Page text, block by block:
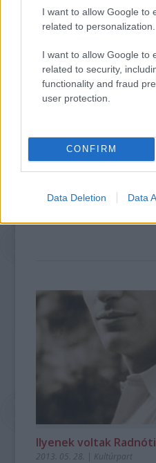
I want to allow Google to
related to personalization.
I want to allow Google to
related to security,
functionality and fraud
user protection.
CONFIRM
Data Deletion Data
69 éve hunyt el
legnagyobb költőnket, a
Ilyenek voltak
2013. 05. 28. | Kultúrpart